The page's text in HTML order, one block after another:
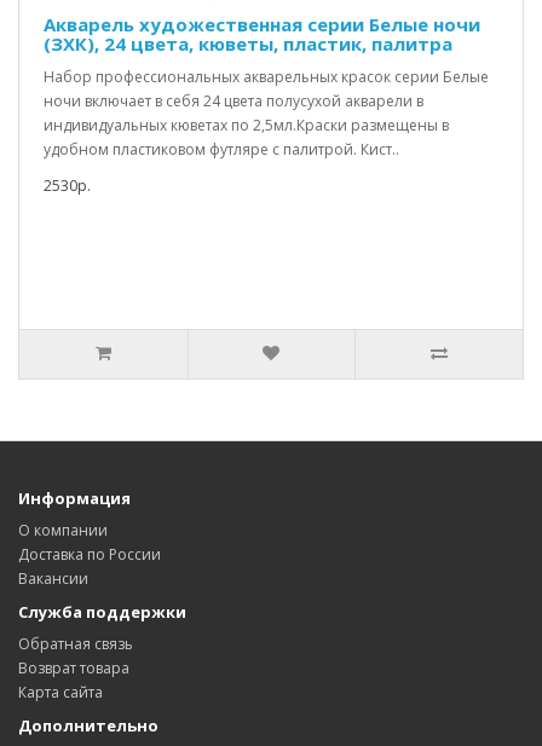
Акварель художественная серии Белые ночи
(ЗХК), 24 цвета, кюветы, пластик, палитра
Набор профессиональных акварельных красок серии Белые
ночи включает в себя 24 цвета полусухой акварели в
индивидуальных кюветах по 2,5мл.Краски размещены в
удобном пластиковом футляре с палитрой. Кист..
2530р.
Информация
О компании
Доставка по России
Вакансии
Служба поддержки
Обратная связь
Возврат товара
Карта сайта
Дополнительно